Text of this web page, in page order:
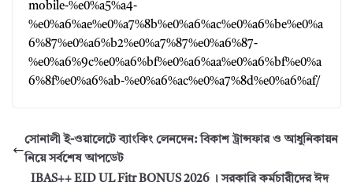
mobile-%e0%a5%a4-
%e0%a6%ae%e0%a7%8b%e0%a6%ac%e0%a6%be%e0%a
6%87%e0%a6%b2%e0%a7%87%e0%a6%87-
%e0%a6%9c%e0%a6%bf%e0%a6%aa%e0%a6%bf%e0%a
6%8f%e0%a6%ab-%e0%a6%ac%e0%a7%8d%e0%a6%af/
সোনালী ই-ওয়ালেটে ব্যাংকিং লেনদেন: বিকাশ ট্রান্সফার ও আধুনিকায়ন
নিয়ে সর্বশেষ আপডেট
IBAS++ EID UL Fitr BONUS 2026 । সরকারি কর্মচারীদের ঈদ